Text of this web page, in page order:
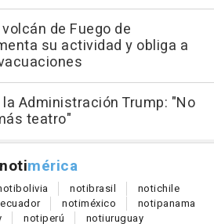
de Fuego de
su actividad y obliga a
Administración Trump: "No
teatro"
notimérica
bolivia notibrasil notichile
ecuador notiméxico notipanama
notiperú notiuruguay